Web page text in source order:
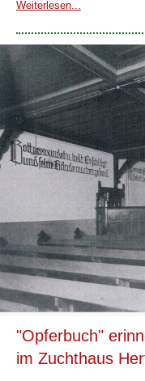
Weiterlesen...
"Opferbuch"
im Zuchthaus